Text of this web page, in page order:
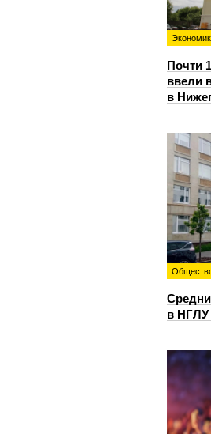
Почти
ввели
в
в НГЛУ